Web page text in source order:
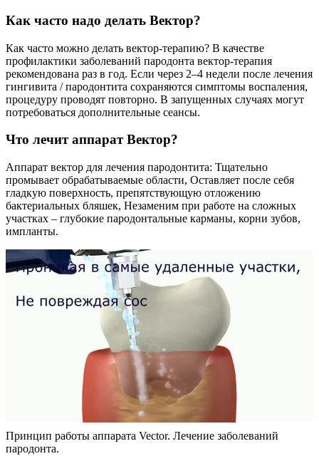
Как часто надо делать Вектор?
Как часто можно делать вектор-терапию? В качестве
профилактики заболеваний пародонта вектор-терапия
рекомендована раз в год. Если через 2–4 недели после лечения
гингивита / пародонтита сохраняются симптомы воспаления,
процедуру проводят повторно. В запущенных случаях могут
потребоваться дополнительные сеансы.
Что лечит аппарат Вектор?
Аппарат вектор для лечения пародонтита: Тщательно
промывает обрабатываемые области, Оставляет после себя
гладкую поверхность, препятствующую отложению
бактериальных бляшек, Незаменим при работе на сложных
участках – глубокие пародонтальные карманы, корни зубов,
импланты.
Принцип работы аппарата Vector. Лечение заболеваний
пародонта.